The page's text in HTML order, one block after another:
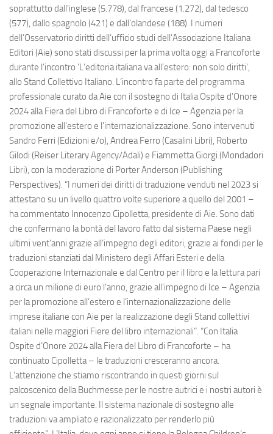
soprattutto dall’inglese (5.778), dal francese (1.272), dal tedesco
(577), dallo spagnolo (421) e dall’olandese (188). I numeri
dell’Osservatorio diritti dell’ufficio studi dell’Associazione Italiana
Editori (Aie) sono stati discussi per la prima volta oggi a Francoforte
durante l’incontro 'L’editoria italiana va all’estero: non solo diritti',
allo Stand Collettivo Italiano. L’incontro fa parte del programma
professionale curato da Aie con il sostegno di Italia Ospite d’Onore
2024 alla Fiera del Libro di Francoforte e di Ice – Agenzia per la
promozione all'estero e l'internazionalizzazione. Sono intervenuti
Sandro Ferri (Edizioni e/o), Andrea Ferro (Casalini Libri), Roberto
Gilodi (Reiser Literary Agency/Adali) e Fiammetta Giorgi (Mondadori
Libri), con la moderazione di Porter Anderson (Publishing
Perspectives). “I numeri dei diritti di traduzione venduti nel 2023 si
attestano su un livello quattro volte superiore a quello del 2001 –
ha commentato Innocenzo Cipolletta, presidente di Aie. Sono dati
che confermano la bontà del lavoro fatto dal sistema Paese negli
ultimi vent’anni grazie all’impegno degli editori, grazie ai fondi per le
traduzioni stanziati dal Ministero degli Affari Esteri e della
Cooperazione Internazionale e dal Centro per il libro e la lettura pari
a circa un milione di euro l’anno, grazie all’impegno di Ice – Agenzia
per la promozione all’estero e l’internazionalizzazione delle
imprese italiane con Aie per la realizzazione degli Stand collettivi
italiani nelle maggiori Fiere del libro internazionali”. “Con Italia
Ospite d’Onore 2024 alla Fiera del Libro di Francoforte – ha
continuato Cipolletta – le traduzioni cresceranno ancora.
L’attenzione che stiamo riscontrando in questi giorni sul
palcoscenico della Buchmesse per le nostre autrici e i nostri autori è
un segnale importante. Il sistema nazionale di sostegno alle
traduzioni va ampliato e razionalizzato per renderlo più